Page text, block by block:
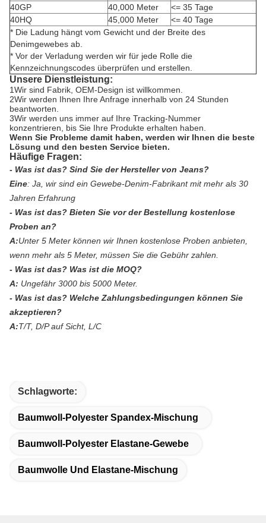
40GP
40,000 Meter
<= 35 Tage
40HQ
45,000 Meter
<= 40 Tage
* Die Ladung hängt vom Gewicht und der Breite des
Denimgewebes ab.
* Vor der Verladung werden wir für jede Rolle die
Kennzeichnungscodes überprüfen und erstellen.
Unsere Dienstleistung:
1Wir sind Fabrik, OEM-Design ist willkommen.
2Wir werden Ihnen Ihre Anfrage innerhalb von 24 Stunden
beantworten.
3Wir werden uns immer auf Ihre Tracking-Nummer
konzentrieren, bis Sie Ihre Produkte erhalten haben.
Wenn Sie Probleme damit haben, werden wir Ihnen die beste
Lösung und den besten Service bieten.
Häufige Fragen:
- Was ist das? Sind Sie der Hersteller von Jeans?
Eine: Ja, wir sind ein Gewebe-Denim-Fabrikant mit mehr als 30
Jahren Erfahrung
- Was ist das? Bieten Sie vor der Bestellung kostenlose
Proben an?
A:Unter 5 Meter können wir Ihnen kostenlose Proben anbieten,
wenn mehr als 5 Meter, müssen Sie die Gebühr zahlen.
- Was ist das? Was ist die MOQ?
A: Ungefähr 3000 bis 5000 Meter.
- Was ist das? Welche Zahlungsbedingungen können Sie
akzeptieren?
A:T/T, D/P auf Sicht, L/C
Schlagworte:
Baumwoll-Polyester Spandex-Mischung
Baumwoll-Polyester Elastane-Gewebe
Baumwolle Und Elastane-Mischung